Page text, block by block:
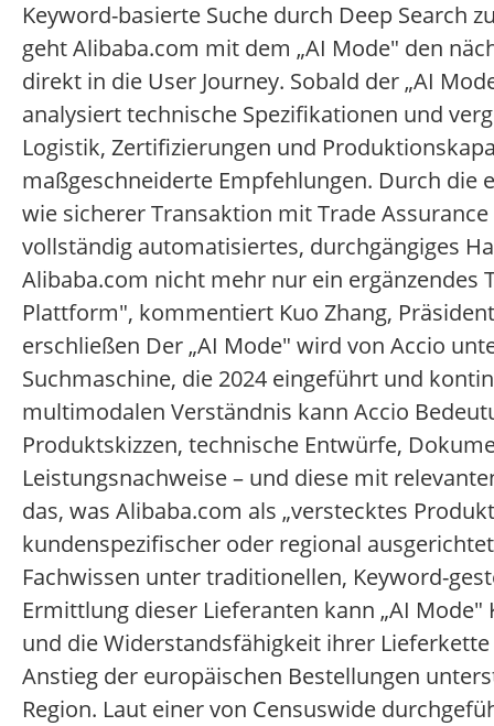
Keyword-basierte Suche durch Deep Search
geht Alibaba.com mit dem „AI Mode" den
direkt in die User Journey. Sobald der „AI
analysiert technische Spezifikationen und
Logistik, Zertifizierungen und
maßgeschneiderte Empfehlungen. Durch
wie sicherer Transaktion mit Trade
vollständig automatisiertes, durchgängiges
Alibaba.com nicht mehr nur ein ergänzendes
Plattform", kommentiert Kuo Zhang,
erschließen Der „AI Mode" wird von Accio
Suchmaschine, die 2024 eingeführt und
multimodalen Verständnis kann Accio
Produktskizzen, technische Entwürfe,
Leistungsnachweise – und diese mit
das, was Alibaba.com als „verstecktes
kundenspezifischer oder regional
Fachwissen unter traditionellen, Keyword-
Ermittlung dieser Lieferanten kann „AI
und die Widerstandsfähigkeit ihrer
Anstieg der europäischen Bestellungen
Region. Laut einer von Censuswide